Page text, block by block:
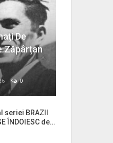
De
Zăpârțan
0
BRAZII
ÎNDOIESC de…